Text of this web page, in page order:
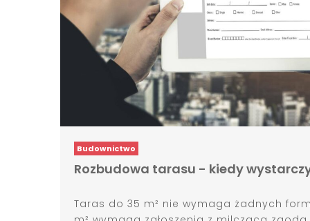
Budownictwo
Rozbudowa tarasu - kiedy
Taras do 35 m² nie wymaga żadnych